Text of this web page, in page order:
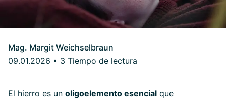
Mag. Margit Weichselbraun
09.01.2026 • 3 Tiempo de lectura
El hierro es un oligoelemento esencial que